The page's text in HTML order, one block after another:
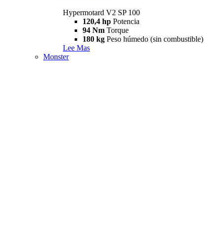
Hypermotard V2 SP 100
120,4 hp Potencia
94 Nm Torque
180 kg Peso húmedo (sin combustible)
Lee Mas
Monster